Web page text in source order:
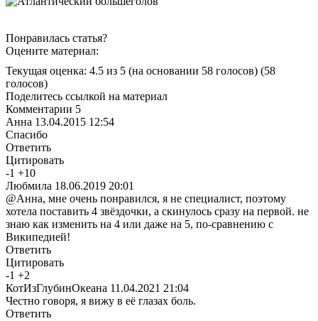
Понравилась статья?
Оцените материал:
Текущая оценка: 4.5 из 5 (на основании 58 голосов) (58
голосов)
Поделитесь ссылкой на материал
Комментарии 5
Анна 13.04.2015 12:54
Спасибо
Ответить
Цитировать
-1 +10
Любмила 18.06.2019 20:01
@Анна, мне очень понравился, я не специалист, поэтому
хотела поставить 4 звёздочки, а скинулось сразу на первой. не
знаю как изменить на 4 или даже на 5, по-сравнению с
Википедией!
Ответить
Цитировать
-1 +2
КотИзГлубинОкеана 11.04.2021 21:04
Честно говоря, я вижу в её глазах боль.
Ответить